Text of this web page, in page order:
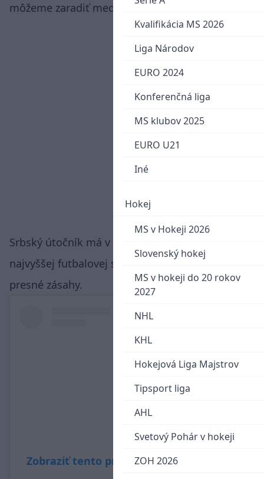
Kvalifikácia MS 2026
Liga Národov
EURO 2024
Konferenčná liga
MS klubov 2025
EURO U21
Iné
Hokej
MS v Hokeji 2026
Slovenský hokej
MS v hokeji do 20 rokov
2027
NHL
KHL
Hokejová Liga Majstrov
Tipsport liga
AHL
Svetový Pohár v hokeji
ZOH 2026
môžeme zaradiť medzi výstavné.
Srbský útočník má v aktuálnej sezóne našej
najvyššej futbalovej súťaže na konte už štyri
presné zásahy.
Zobraziť tento príspevok na Instagrame